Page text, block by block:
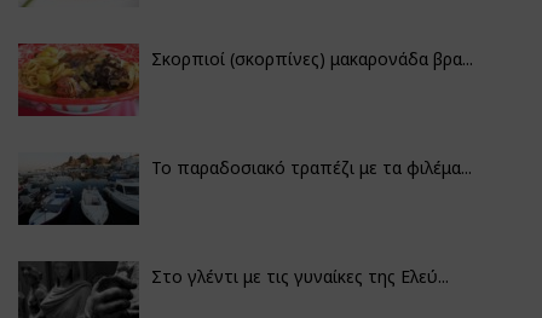
Σκορπιοί (σκορπίνες) μακαρονάδα βρα...
Το παραδοσιακό τραπέζι με τα φιλέμα...
Στο γλέντι με τις γυναίκες της Ελεύ...